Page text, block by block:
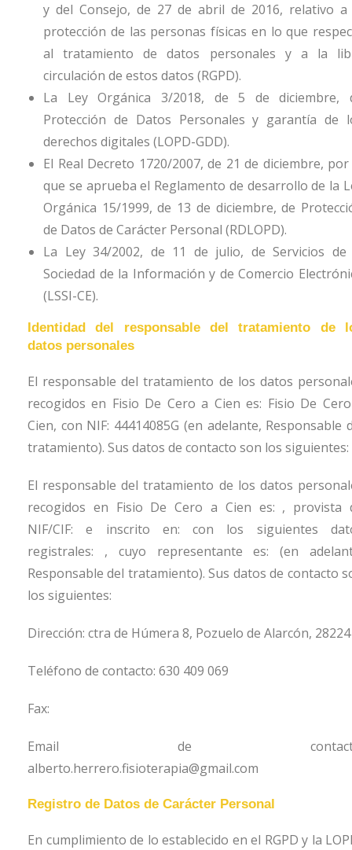
y del Consejo, de 27 de abril de 2016, relativo a
protección de las personas físicas en lo que
al tratamiento de datos personales y a la
circulación de estos datos (RGPD).
La Ley Orgánica 3/2018, de 5 de diciembre,
Protección de Datos Personales y garantía de
derechos digitales (LOPD-GDD).
El Real Decreto 1720/2007, de 21 de diciembre,
que se aprueba el Reglamento de desarrollo de la
Orgánica 15/1999, de 13 de diciembre, de
de Datos de Carácter Personal (RDLOPD).
La Ley 34/2002, de 11 de julio, de Servicios de
Sociedad de la Información y de Comercio
(LSSI-CE).
Identidad del responsable del tratamiento de
datos personales
El responsable del tratamiento de los datos
recogidos en Fisio De Cero a Cien es: Fisio De
Cien, con NIF: 44414085G (en adelante, Responsable
tratamiento). Sus datos de contacto son los siguientes:
El responsable del tratamiento de los datos
recogidos en Fisio De Cero a Cien es: , provista
NIF/CIF: e inscrito en: con los siguientes
registrales: , cuyo representante es: (en
Responsable del tratamiento). Sus datos de contacto
los siguientes:
Dirección: ctra de Húmera 8, Pozuelo de Alarcón, 28224
Teléfono de contacto: 630 409 069
Fax:
Email de
alberto.herrero.fisioterapia@gmail.com
Registro de Datos de Carácter Personal
En cumplimiento de lo establecido en el RGPD y la